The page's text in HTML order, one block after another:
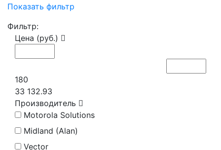
Показать фильтр
Фильтр:
Цена (руб.)
180
33 132.93
Производитель
Motorola Solutions
Midland (Alan)
Vector